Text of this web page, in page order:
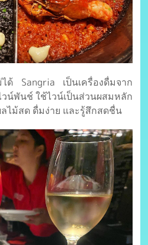
ด้ Sangria เป็นเครื่องดื่มจาก
วน์พันช์ ใช้ไวน์เป็นส่วนผสมหลัก
ไม้สด ดื่มง่าย และรู้สึกสดชื่น